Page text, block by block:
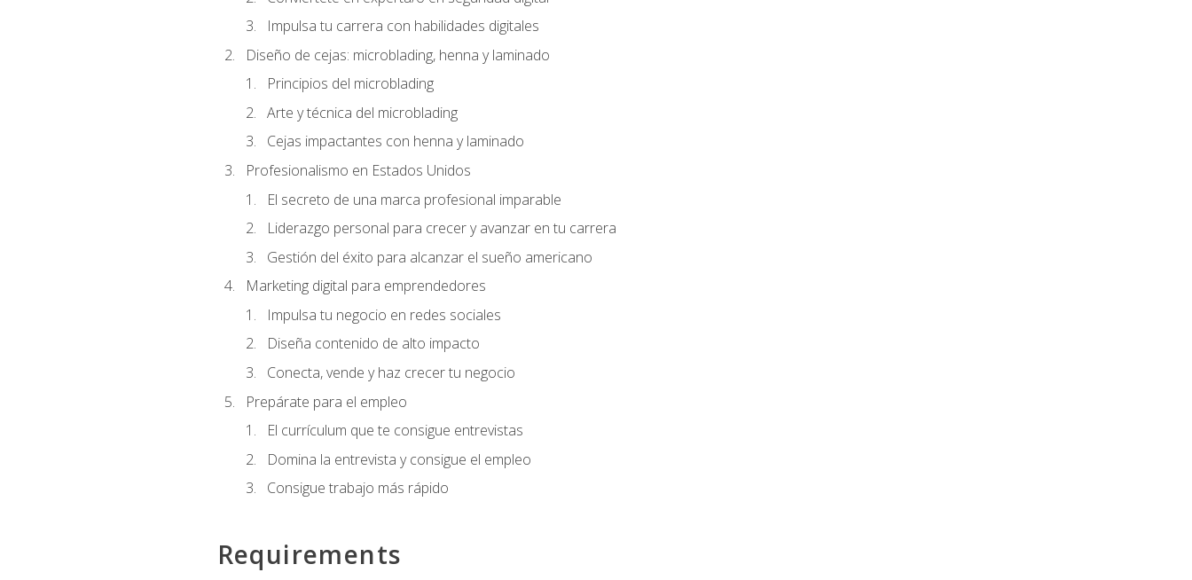
Impulsa tu carrera con habilidades digitales
Diseño de cejas: microblading, henna y laminado
Principios del microblading
Arte y técnica del microblading
Cejas impactantes con henna y laminado
Profesionalismo en Estados Unidos
El secreto de una marca profesional imparable
Liderazgo personal para crecer y avanzar en tu carrera
Gestión del éxito para alcanzar el sueño americano
Marketing digital para emprendedores
Impulsa tu negocio en redes sociales
Diseña contenido de alto impacto
Conecta, vende y haz crecer tu negocio
Prepárate para el empleo
El currículum que te consigue entrevistas
Domina la entrevista y consigue el empleo
Consigue trabajo más rápido
Requirements